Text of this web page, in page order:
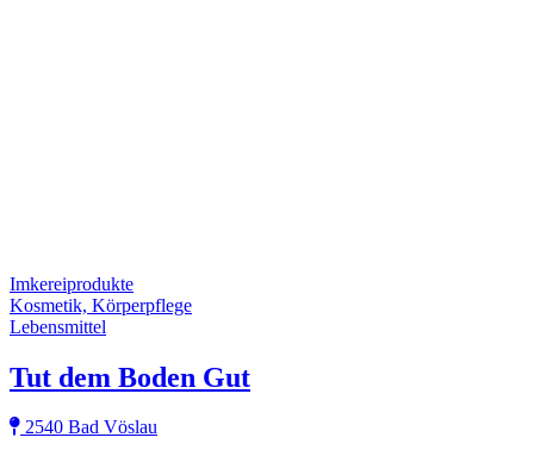
Imkereiprodukte
Kosmetik, Körperpflege
Lebensmittel
Tut dem Boden Gut
2540 Bad Vöslau